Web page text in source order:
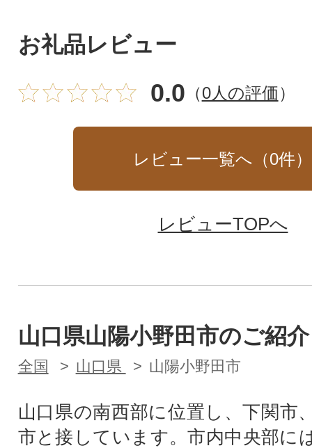
お礼品レビュー
0.0 （0人の評価）
レビュー一覧へ（0件）
レビューTOPへ
山口県山陽小野田市のご紹介
全国 山口県 山陽小野田市
山口県の南西部に位置し、下関市
市と接しています。市内中央部に